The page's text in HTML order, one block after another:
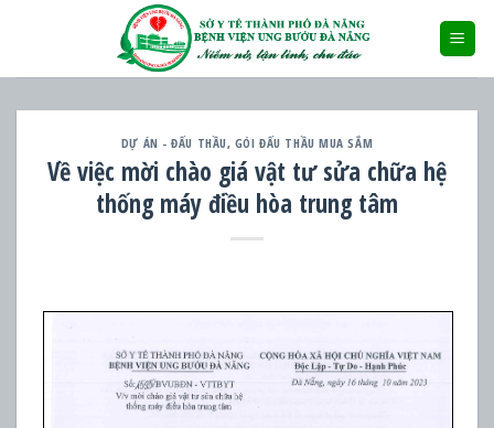
DỰ ÁN - ĐẤU THẦU, GÓI ĐẤU THẦU MUA SẮM
Về việc mời chào giá vật tư sửa chữa hệ
thống máy điều hòa trung tâm